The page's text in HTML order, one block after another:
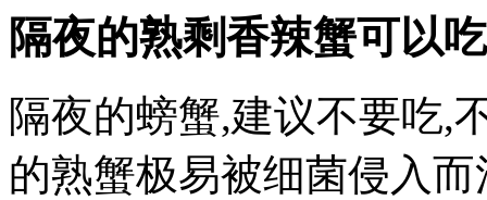
隔夜的熟剩香辣蟹可以
隔夜的螃蟹,建议不要吃,
的熟蟹极易被细菌侵入